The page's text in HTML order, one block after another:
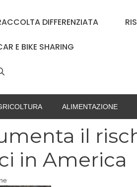
DIFFERENZIATA
E BIKE SHARING
ALIMENTAZIONE
il
in America